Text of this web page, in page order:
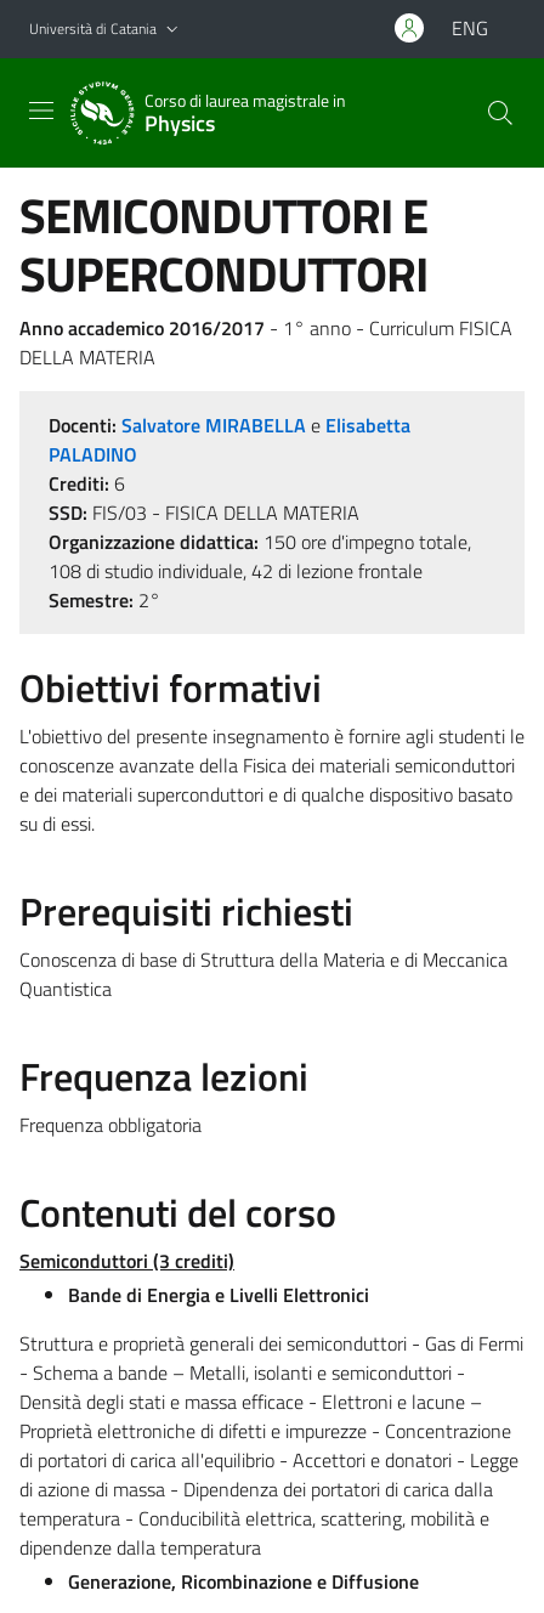
Vai al contenuto principale
Vai al menu di navigazione
Università di Catania ENG
Corso di laurea magistrale in
Physics
SEMICONDUTTORI E
SUPERCONDUTTORI
Anno accademico 2016/2017 - 1° anno - Curriculum FISICA
DELLA MATERIA
Docenti: Salvatore MIRABELLAe Elisabetta
PALADINO
Crediti: 6
SSD: FIS/03 - FISICA DELLA MATERIA
Organizzazione didattica: 150 ore d'impegno totale,
108 di studio individuale, 42 di lezione frontale
Semestre: 2°
Obiettivi formativi
L'obiettivo del presente insegnamento è fornire agli studenti le
conoscenze avanzate della Fisica dei materiali semiconduttori
e dei materiali superconduttori e di qualche dispositivo basato
su di essi.
Prerequisiti richiesti
Conoscenza di base di Struttura della Materia e di Meccanica
Quantistica
Frequenza lezioni
Frequenza obbligatoria
Contenuti del corso
Semiconduttori (3 crediti)
Bande di Energia e Livelli Elettronici
Struttura e proprietà generali dei semiconduttori - Gas di Fermi
- Schema a bande – Metalli, isolanti e semiconduttori -
Densità degli stati e massa efficace - Elettroni e lacune –
Proprietà elettroniche di difetti e impurezze - Concentrazione
di portatori di carica all'equilibrio - Accettori e donatori - Legge
di azione di massa - Dipendenza dei portatori di carica dalla
temperatura - Conducibilità elettrica, scattering, mobilità e
dipendenze dalla temperatura
Generazione, Ricombinazione e Diffusione